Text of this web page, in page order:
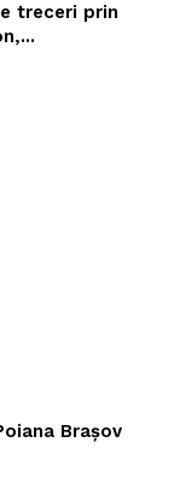
treceri prin
Brașov